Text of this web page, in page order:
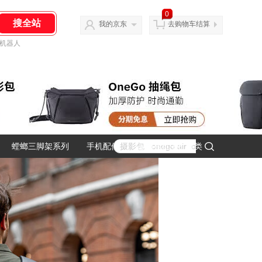
器人
我的京东
0
去购物车结算
螳螂三脚架系列 手机配件 运动相机主机分类